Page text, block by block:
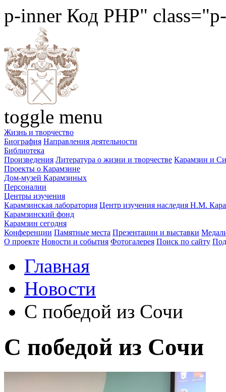
p-inner Код PHP"
toggle menu
Жизнь и творчество
Биография Направления деятельности
Библиотека
Произведения Литература о жизни и творчестве Карамзин и
Проекты о Карамзине
Дом-музей Карамзиных
Персоналии
Центры изучения
Карамзинская лаборатория Центр изучения наследия Н.М.
Карамзинский фонд
Карамзин сегодня
Конференции Памятные места Презентации и выставки
О проекте Новости и события Фотогалерея Поиск по сайту
Главная
Новости
С победой из Сочи
С победой из Сочи